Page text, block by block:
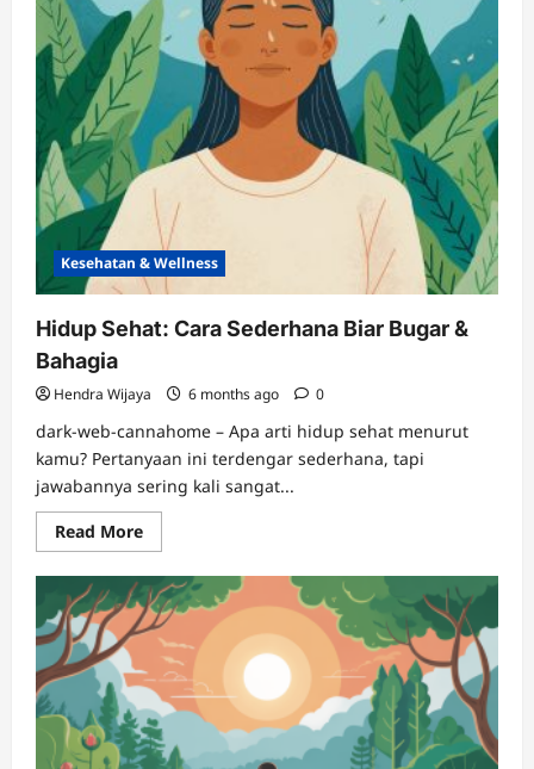
Kesehatan & Wellness
Hidup Sehat: Cara Sederhana Biar Bugar &
Bahagia
Hendra Wijaya 6 months ago 0
dark-web-cannahome – Apa arti hidup sehat menurut
kamu? Pertanyaan ini terdengar sederhana, tapi
jawabannya sering kali sangat...
Read MoreRead
more
Hidup
Sehat:
Cara
Sederhana
Biar
Bugar
&
Bahagia